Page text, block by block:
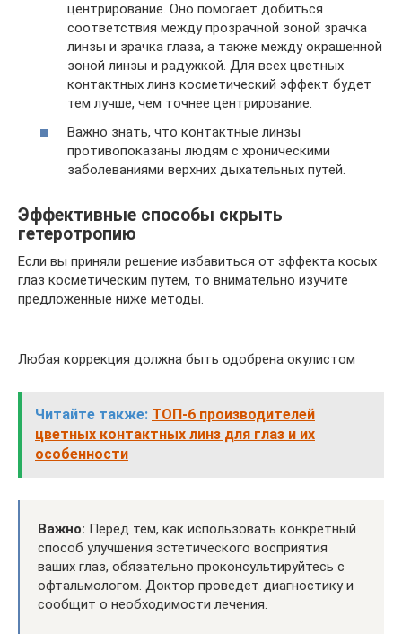
центрирование. Оно помогает добиться
соответствия между прозрачной зоной зрачка
линзы и зрачка глаза, а также между окрашенной
зоной линзы и радужкой. Для всех цветных
контактных линз косметический эффект будет
тем лучше, чем точнее центрирование.
Важно знать, что контактные линзы
противопоказаны людям с хроническими
заболеваниями верхних дыхательных путей.
Эффективные способы скрыть
гетеротропию
Если вы приняли решение избавиться от эффекта косых
глаз косметическим путем, то внимательно изучите
предложенные ниже методы.
Любая коррекция должна быть одобрена окулистом
Читайте также: ТОП-6 производителей
цветных контактных линз для глаз и их
особенности
Важно: Перед тем, как использовать конкретный
способ улучшения эстетического восприятия
ваших глаз, обязательно проконсультируйтесь с
офтальмологом. Доктор проведет диагностику и
сообщит о необходимости лечения.